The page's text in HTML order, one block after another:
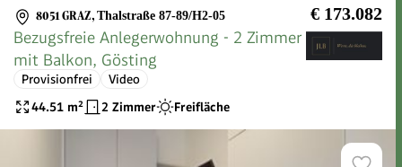
8051 GRAZ, Thalstraße 87-89/H2-05 € 173.082
Bezugsfreie Anlegerwohnung - 2 Zimmer
mit Balkon, Gösting
Provisionfrei
Video
44.51 m² 2 Zimmer Freifläche